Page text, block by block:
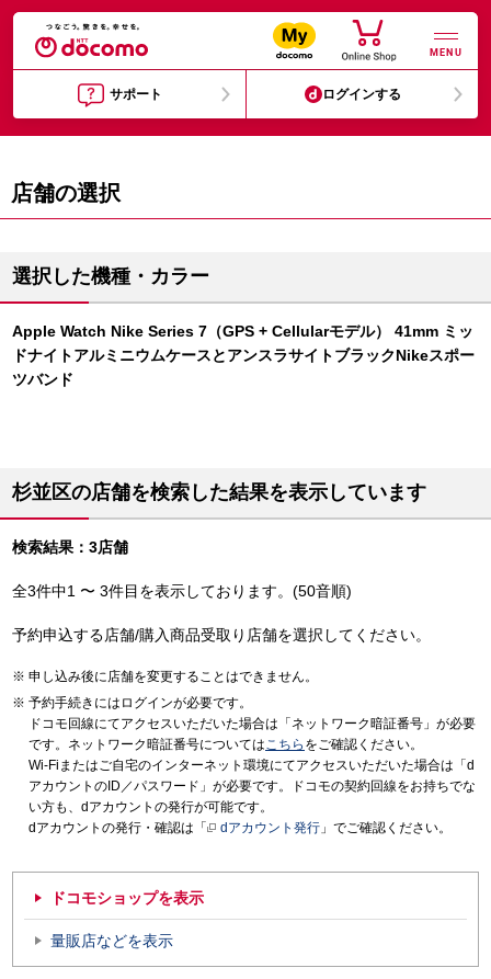
MENU
サポート ログインする
店舗の選択
選択した機種・カラー
Apple Watch Nike Series 7（GPS + Cellularモデル） 41mm ミッ
ドナイトアルミニウムケースとアンスラサイトブラックNikeスポー
ツバンド
杉並区の店舗を検索した結果を表示しています
検索結果：3店舗
全3件中1 〜 3件目を表示しております。(50音順)
予約申込する店舗/購入商品受取り店舗を選択してください。
申し込み後に店舗を変更することはできません。
予約手続きにはログインが必要です。
ドコモ回線にてアクセスいただいた場合は「ネットワーク暗証番号」が必要
です。ネットワーク暗証番号についてはこちら をご確認ください。
Wi-Fiまたはご自宅のインターネット環境にてアクセスいただいた場合は「d
アカウントのID／パスワード」が必要です。ドコモの契約回線をお持ちでな
い方も、dアカウントの発行が可能です。
dアカウントの発行・確認は「
dアカウント発行 」でご確認ください。
ドコモショップを表示
量販店などを表示